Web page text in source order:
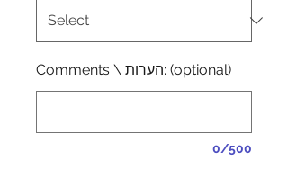
Comments \ הערות: (optional)
0/500